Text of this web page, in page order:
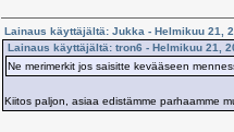
Lainaus käyttäjältä: Jukka - Helmikuu 21,
Lainaus käyttäjältä: tron6 - Helmikuu 21,
Ne merimerkit jos saisitte kevääseen
Kiitos paljon, asiaa edistämme parhaamme